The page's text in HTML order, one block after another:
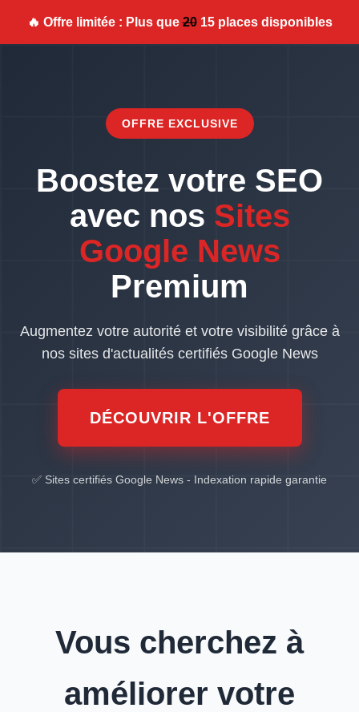
🔥 Offre limitée : Plus que2015 places disponibles
OFFRE EXCLUSIVE
Boostez votre SEO
avec nos Sites
Google News
Premium
Augmentez votre autorité et votre visibilité grâce à
nos sites d'actualités certifiés Google News
DÉCOUVRIR L'OFFRE
✅ Sites certifiés Google News - Indexation rapide garantie
Vous cherchez à
améliorer votre